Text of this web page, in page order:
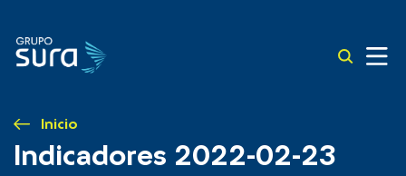
Inicio
Indicadores 2022-02-23